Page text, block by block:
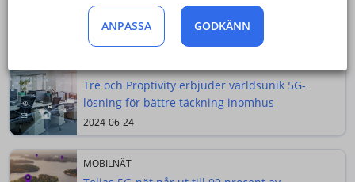
och slutar fungera.
Senaste nyheterna
Tre och Proptivity erbjuder världsunik 5G-
lösning för bättre täckning inomhus
2024-06-24
MOBILNÄT
ANPASSA GODKÄNN